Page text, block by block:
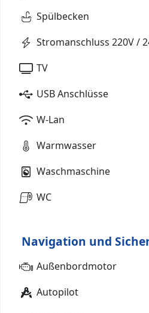
Spülbecken
Stromanschluss 220V /
TV
USB Anschlüsse
W-Lan
Warmwasser
Waschmaschine
WC
Navigation und
Außenbordmotor
Autopilot